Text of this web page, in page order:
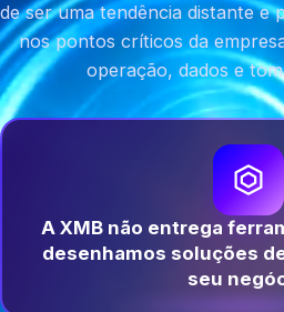
de ser uma tendência distante e
nos pontos críticos da
operação, dados e
A XMB não entrega
desenhamos soluções
seu